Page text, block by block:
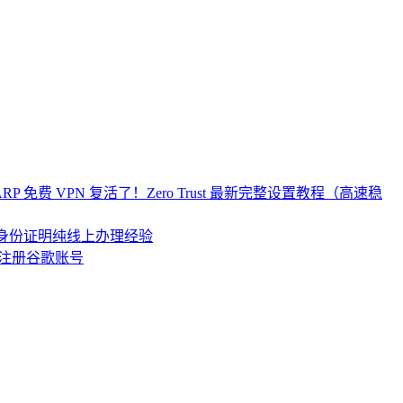
免费 VPN 复活了！Zero Trust 最新完整设置教程（高速稳
份证明纯线上办理经验
册谷歌账号